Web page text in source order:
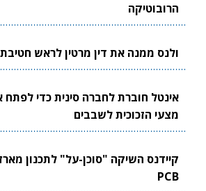
הרובוטיקה
ולנס ממנה את דין מרטין לראש
אינטל חוברת לחברה סינית כדי
מצעי הזכוכית לשבבים
קיידנס השיקה "סוכן-על" לתכנון
PCB